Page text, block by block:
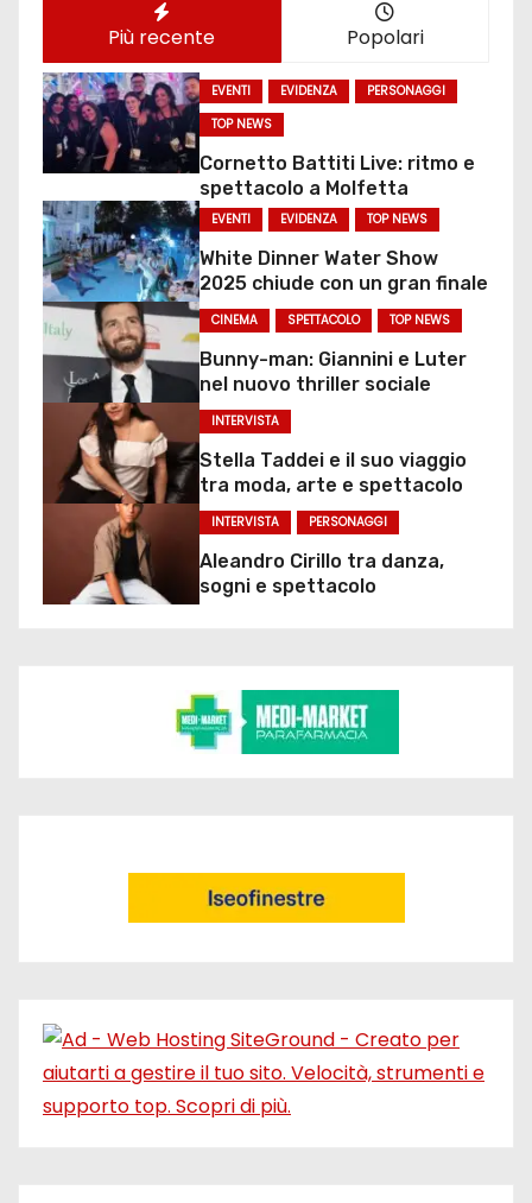
Più recente Popolari
EVENTI EVIDENZA
PERSONAGGI
TOP NEWS
Cornetto Battiti Live: ritmo e
spettacolo a Molfetta
EVENTI EVIDENZA TOP NEWS
White Dinner Water Show
2025 chiude con un gran finale
CINEMA SPETTACOLO TOP NEWS
Bunny-man: Giannini e Luter
nel nuovo thriller sociale
INTERVISTA
Stella Taddei e il suo viaggio
tra moda, arte e spettacolo
INTERVISTA PERSONAGGI
Aleandro Cirillo tra danza,
sogni e spettacolo